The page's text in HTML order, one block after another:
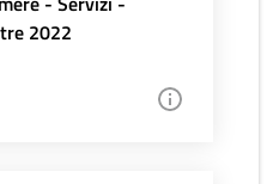
2022